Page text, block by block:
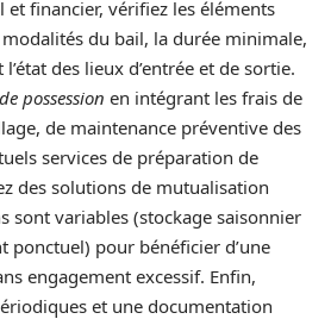
et financier, vérifiez les éléments
du bail, la durée minimale,
des lieux d’entrée et de sortie.
possession en intégrant les frais de
de maintenance préventive des
services de préparation de
des solutions de mutualisation
sont variables (stockage saisonnier
ponctuel) pour bénéficier d’une
engagement excessif. Enfin,
et une documentation